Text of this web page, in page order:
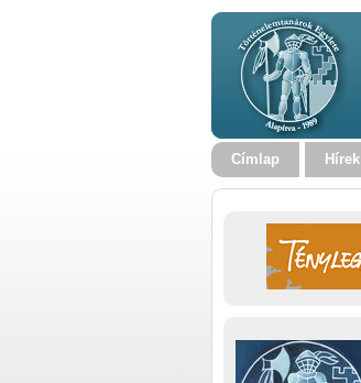
Címlap Hírek